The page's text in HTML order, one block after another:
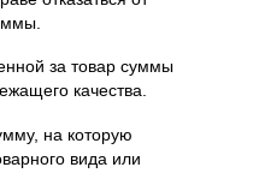
за товар суммы
качества.
на которую
вида или